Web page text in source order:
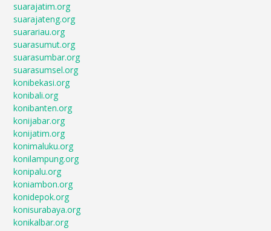
suarajatim.org
suarajateng.org
suarariau.org
suarasumut.org
suarasumbar.org
suarasumsel.org
konibekasi.org
konibali.org
konibanten.org
konijabar.org
konijatim.org
konimaluku.org
konilampung.org
konipalu.org
koniambon.org
konidepok.org
konisurabaya.org
konikalbar.org